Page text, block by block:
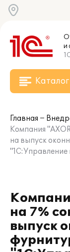
и
Каталог
Главная
Компания
на выпуск
на 7%
выпуск